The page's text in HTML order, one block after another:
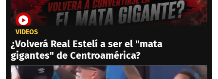
VIDEOS
¿Volverá Real Estelí a ser el "mata
gigantes" de Centroamérica?